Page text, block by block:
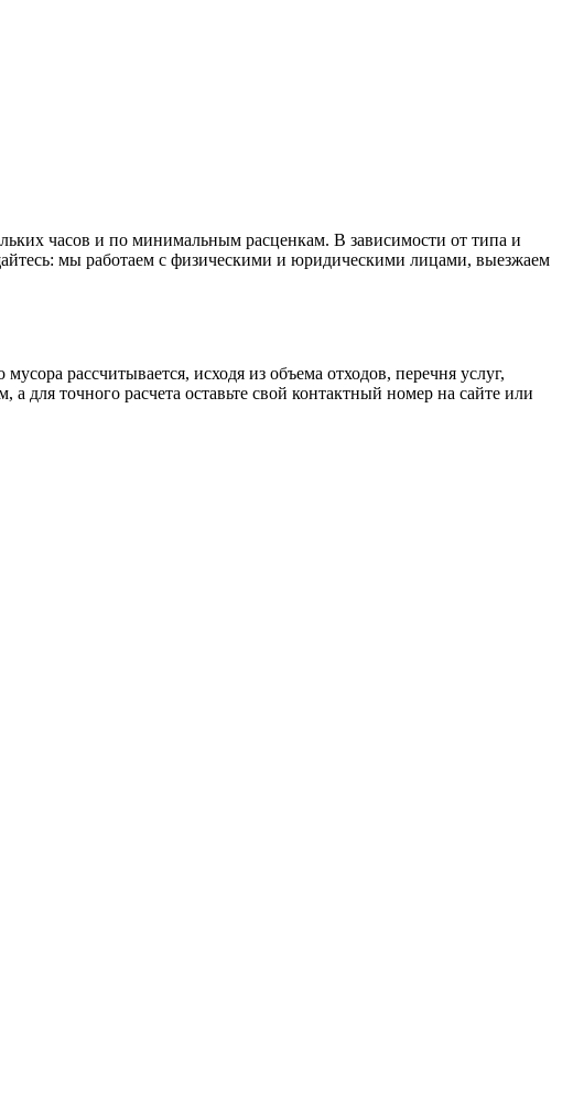
часов и по минимальным расценкам. В зависимости от типа и
мы работаем с физическими и юридическими лицами, выезжаем
рассчитывается, исходя из объема отходов, перечня услуг,
для точного расчета оставьте свой контактный номер на сайте или